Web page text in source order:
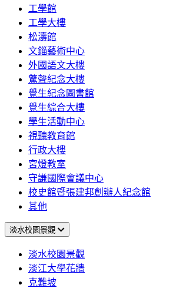
工學館
工學大樓
松濤館
文錙藝術中心
外國語文大樓
驚聲紀念大樓
覺生紀念圖書館
覺生綜合大樓
學生活動中心
視聽教育館
行政大樓
宮燈教室
守謙國際會議中心
校史館暨張建邦創辦人紀念館
其他
淡水校園景觀
淡水校園景觀
淡江大學花牆
克難坡